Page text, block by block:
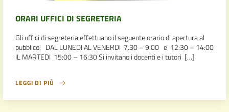
ORARI UFFICI DI SEGRETERIA
Gli uffici di segreteria effettuano il seguente orario di apertura al
pubblico: DAL LUNEDI AL VENERDI 7.30 – 9:00 e 12:30 – 14:00
IL MARTEDI 15:00 – 16:30 Si invitano i docenti e i tutori […]
LEGGI DI PIÙ